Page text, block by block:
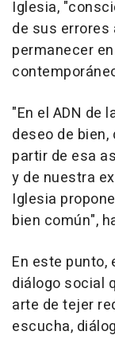
Iglesia,
de sus errores
permanecer
"En el ADN de
deseo de bien,
partir de esa
y de nuestra
Iglesia
bien común",
En este punto,
diálogo social
arte de tejer
escucha,